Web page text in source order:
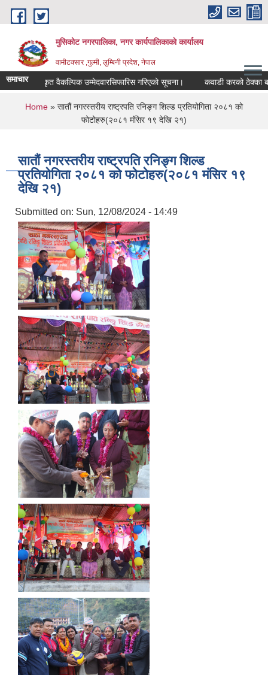
Skip to main content
मुसिकोट नगरपालिका, नगर कार्यपालिकाकाे कार्यालय
वामीटक्सार ,गुल्मी, लुम्बिनी प्रदेश, नेपाल
समाचारवैकल्पिक उम्मेदवारसिफारिस गरिएको सूचना। कवाडी करको ठेक्का बन्दोवस्त
You are here
Home » सातौं नगरस्तरीय राष्ट्रपति रनिङ्ग शिल्ड प्रतियोगिता २०८१ को
फोटोहरु(२०८१ मंसिर १९ देखि २१)
सातौं नगरस्तरीय राष्ट्रपति रनिङ्ग शिल्ड
प्रतियोगिता २०८१ को फोटोहरु(२०८१ मंसिर १९
देखि २१)
Submitted on: Sun, 12/08/2024 - 14:49